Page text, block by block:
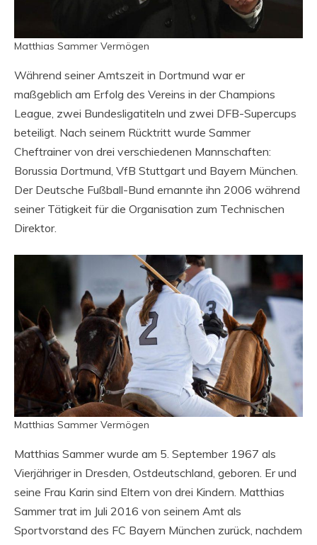
Matthias Sammer Vermögen
Während seiner Amtszeit in Dortmund war er
maßgeblich am Erfolg des Vereins in der Champions
League, zwei Bundesligatiteln und zwei DFB-Supercups
beteiligt. Nach seinem Rücktritt wurde Sammer
Cheftrainer von drei verschiedenen Mannschaften:
Borussia Dortmund, VfB Stuttgart und Bayern München.
Der Deutsche Fußball-Bund ernannte ihn 2006 während
seiner Tätigkeit für die Organisation zum Technischen
Direktor.
Matthias Sammer Vermögen
Matthias Sammer wurde am 5. September 1967 als
Vierjähriger in Dresden, Ostdeutschland, geboren. Er und
seine Frau Karin sind Eltern von drei Kindern. Matthias
Sammer trat im Juli 2016 von seinem Amt als
Sportvorstand des FC Bayern München zurück, nachdem